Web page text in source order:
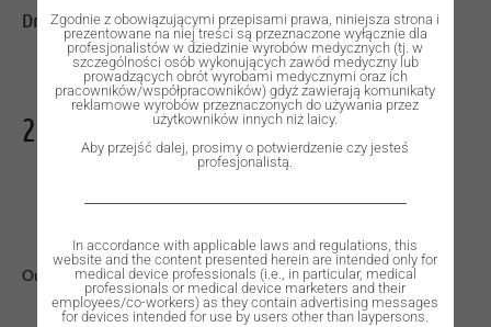
Drill stop, S2, L 8 mm.
295,00
Out of stock
Zgodnie z obowiązującymi przepisami prawa, niniejsza strona i
prezentowane na niej treści są przeznaczone wyłącznie dla
profesjonalistów w dziedzinie wyrobów medycznych (tj. w
szczególności osób wykonujących zawód medyczny lub
prowadzących obrót wyrobami medycznymi oraz ich
pracowników/współpracowników) gdyż zawierają komunikaty
reklamowe wyrobów przeznaczonych do używania przez
użytkowników innych niż laicy.
Aby przejść dalej, prosimy o potwierdzenie czy jesteś
profesjonalistą.
In accordance with applicable laws and regulations, this
website and the content presented herein are intended only for
medical device professionals (i.e., in particular, medical
professionals or medical device marketers and their
employees/co-workers) as they contain advertising messages
for devices intended for use by users other than laypersons.